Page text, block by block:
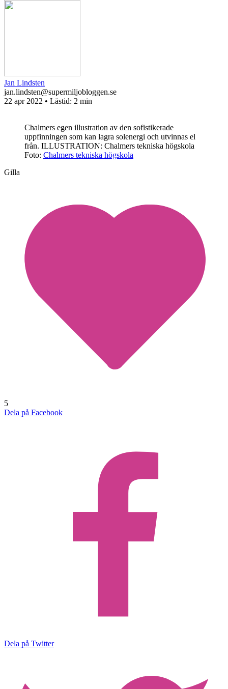
Jan Lindsten
jan.lindsten@supermiljobloggen.se
22 apr 2022 • Lästid: 2 min
Chalmers egen illustration av den sofistikerade
uppfinningen som kan lagra solenergi och utvinnas el
från. ILLUSTRATION: Chalmers tekniska högskola
Foto: Chalmers tekniska högskola
Gilla
5
Dela på Facebook
Dela på Twitter